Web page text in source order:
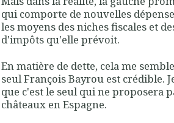
qui comporte de nouvelles
les moyens des niches fiscales et
d'impôts qu'elle prévoit.
En matière de dette, cela me
seul François Bayrou est crédible.
que c'est le seul qui ne proposera
châteaux en Espagne.